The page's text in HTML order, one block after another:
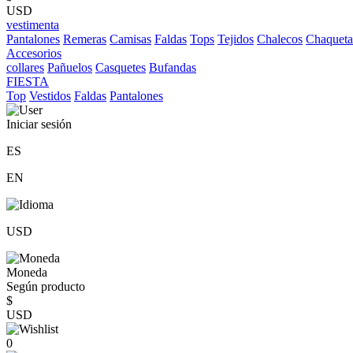
USD
vestimenta
Pantalones Remeras Camisas Faldas Tops Tejidos Chalecos
Accesorios
collares Pañuelos Casquetes Bufandas
FIESTA
Top Vestidos Faldas Pantalones
Iniciar sesión
ES
EN
USD
Moneda
Según producto
$
USD
0